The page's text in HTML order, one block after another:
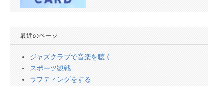
最近のページ
ジャズクラブで音楽を聴く
スポーツ観戦
ラフティングをする